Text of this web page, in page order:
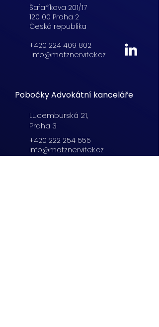
Šafaříkova 201/17
120 00 Praha 2
Česká republika
+420 224 409 802
info@matznervitek.cz
Pobočky Advokátní kanceláře
Lucemburská 21,
Praha 3
+420 222 254 555
info@matznervitek.cz